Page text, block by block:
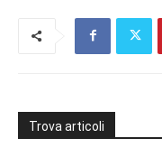
Trova articoli